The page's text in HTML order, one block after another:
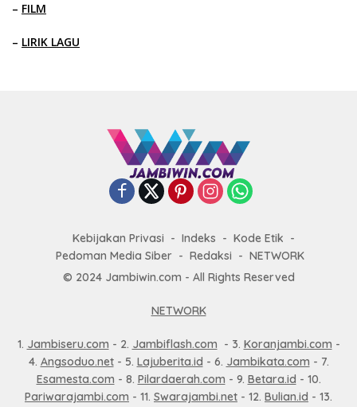
– FILM
– LIRIK LAGU
Kebijakan Privasi Indeks
Kode Etik
Pedoman Media Siber
Redaksi
NETWORK
© 2024 Jambiwin.com - All Rights Reserved
NETWORK
1. Jambiseru.com - 2. Jambiflash.com - 3. Koranjambi.com -
4. Angsoduo.net- 5. Lajuberita.id - 6. Jambikata.com - 7.
Esamesta.com - 8. Pilardaerah.com - 9. Betara.id - 10.
Pariwarajambi.com - 11. Swarajambi.net - 12. Bulian.id - 13.